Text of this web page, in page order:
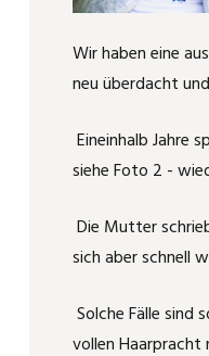
Wir haben eine
neu überdacht
Eineinhalb Jahre
siehe Foto 2 -
Die Mutter
sich aber schnell
Solche Fälle sind
vollen
Laufente läuft nicht mehr
Amputation
Mauzi frißt nicht mehr
Mauzi hat gekämpft!
Wie Aranea ixobola die
Rosacea -
Die
Hypophyseninsuffizienz